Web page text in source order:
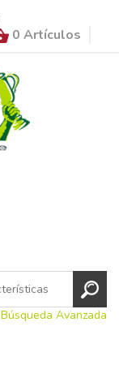
0 Artículos
Búsqueda Avanzada